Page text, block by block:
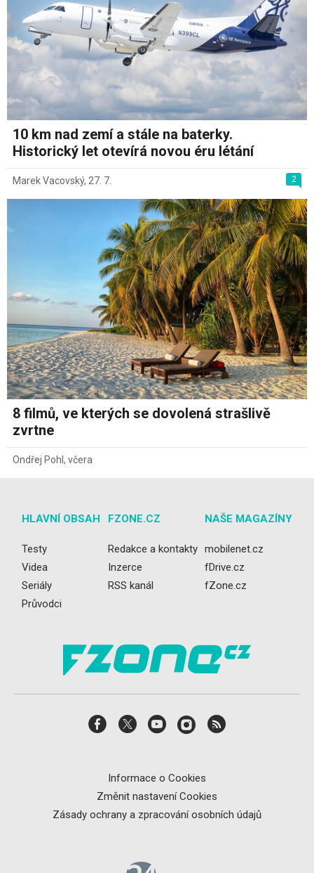
10 km nad zemí a stále na baterky.
Historický let otevírá novou éru létání
2
Marek Vacovský, 27. 7.
8 filmů, ve kterých se dovolená strašlivě
zvrtne
Ondřej Pohl , včera
HLAVNÍ OBSAH
Testy
Videa
Seriály
Průvodci
FZONE.CZ
Redakce a kontakty
Inzerce
RSS kanál
NAŠE MAGAZÍNY
mobilenet.cz
fDrive.cz
fZone.cz
Informace o Cookies
Změnit nastavení Cookies
Zásady ochrany a zpracování osobních údajů